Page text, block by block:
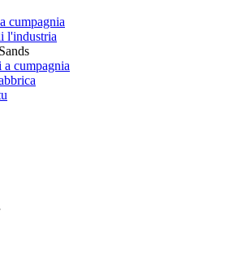
cumpagnia
l'industria
cumpagnia